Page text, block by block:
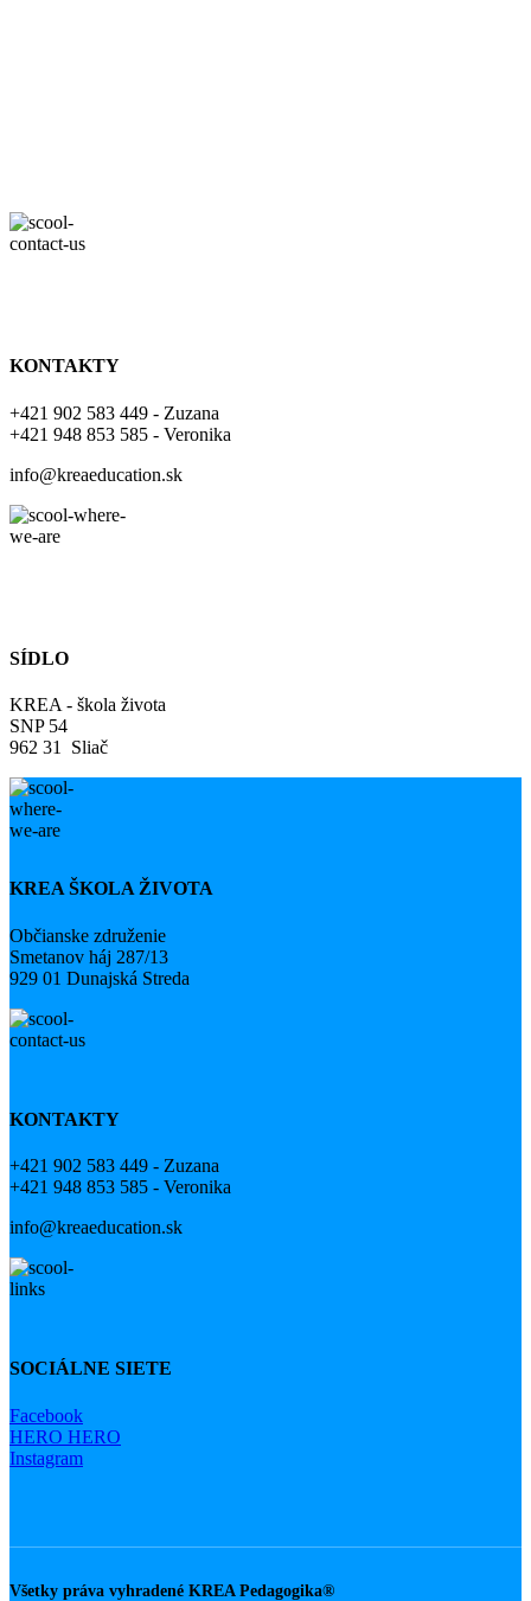
KONTAKTY
+421 902 583 449 - Zuzana
+421 948 853 585 - Veronika
info@kreaeducation.sk
SÍDLO
KREA - škola života
SNP 54
962 31 Sliač
KREA ŠKOLA ŽIVOTA
Občianske združenie
Smetanov háj 287/13
929 01 Dunajská Streda
KONTAKTY
+421 902 583 449 - Zuzana
+421 948 853 585 - Veronika
info@kreaeducation.sk
SOCIÁLNE SIETE
Facebook
HERO HERO
Instagram
Všetky práva vyhradené KREA Pedagogika®